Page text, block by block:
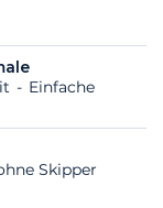
Einfache
Skipper